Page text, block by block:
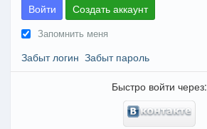
Войти Создать аккаунт
Запомнить меня
Забыт логин Забыт пароль
Быстро войти через: